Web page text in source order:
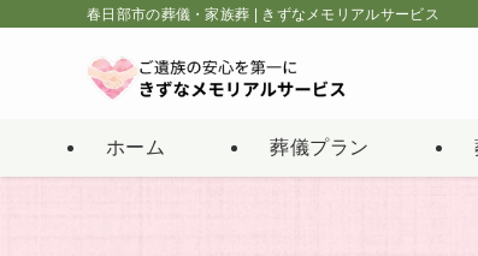
春日部市の葬儀・家族葬 | きずなメモリアルサービス
ホーム 葬儀プラン